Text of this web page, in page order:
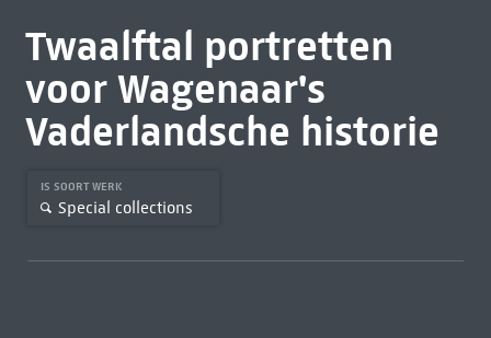
Twaalftal portretten
voor Wagenaar's
Vaderlandsche historie
IS SOORT WERK
Special collections